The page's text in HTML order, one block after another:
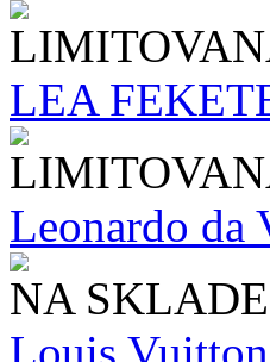
LEA
Leonardo da
NA SKLADE
Louis